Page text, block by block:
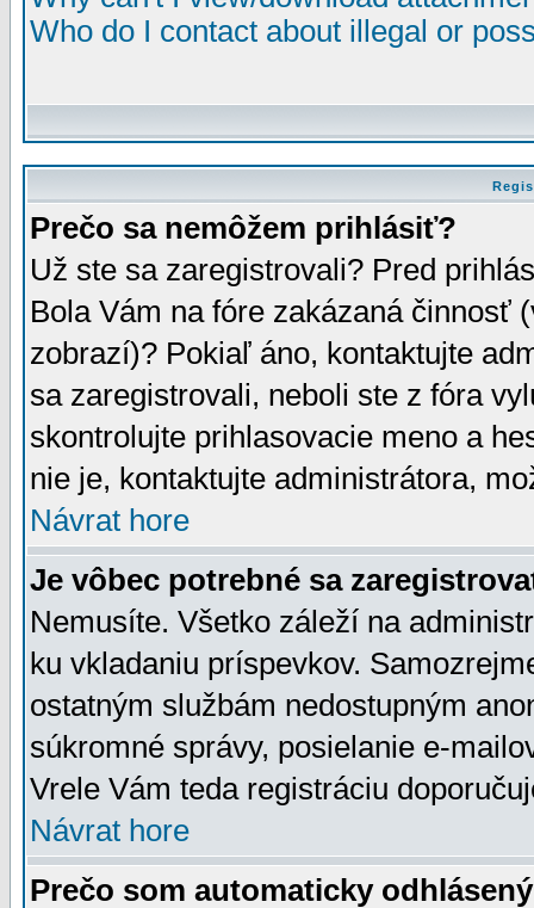
Who do I contact about illegal or
Prečo sa nemôžem prihlásiť?
Už ste sa zaregistrovali? Pred
Bola Vám na fóre zakázaná činnosť
zobrazí)? Pokiaľ áno, kontaktujte
sa zaregistrovali, neboli ste z fóra
skontrolujte prihlasovacie meno a
nie je, kontaktujte administrátora,
Návrat hore
Je vôbec potrebné sa
Nemusíte. Všetko záleží na
ku vkladaniu príspevkov.
ostatným službám nedostupným
súkromné správy, posielanie e-
Vrele Vám teda registráciu
Návrat hore
Prečo som automaticky